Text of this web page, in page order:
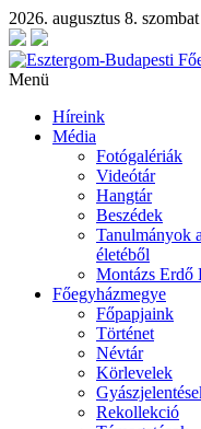
2026. augusztus 8. szombat
Menü
Híreink
Média
Fotógalériák
Videótár
Hangtár
Beszédek
Tanulmányok
életéből
Montázs Erdő
Főegyházmegye
Főpapjaink
Történet
Névtár
Körlevelek
Rekollekció